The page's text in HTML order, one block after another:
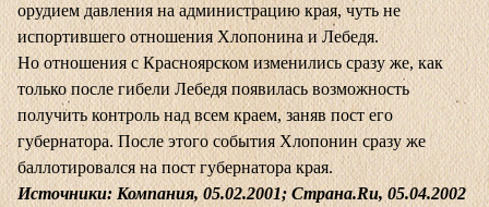
орудием давления на администрацию края, чуть не
испортившего отношения Хлопонина и Лебедя.
Но отношения с Красноярском изменились сразу же, как
только после гибели Лебедя появилась возможность
получить контроль над всем краем, заняв пост его
губернатора. После этого события Хлопонин сразу же
баллотировался на пост губернатора края.
Источники: Компания, 05.02.2001; Страна.Ru, 05.04.2002